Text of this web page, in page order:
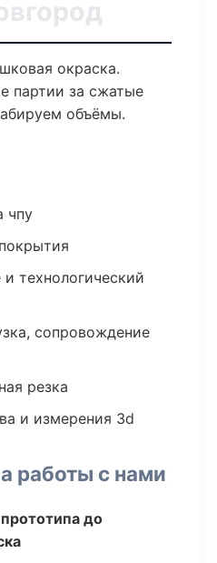
окраска.
партии за сжатые
объёмы.
чпу
технологический
сопровождение
резка
и измерения 3d
работы с нами
до